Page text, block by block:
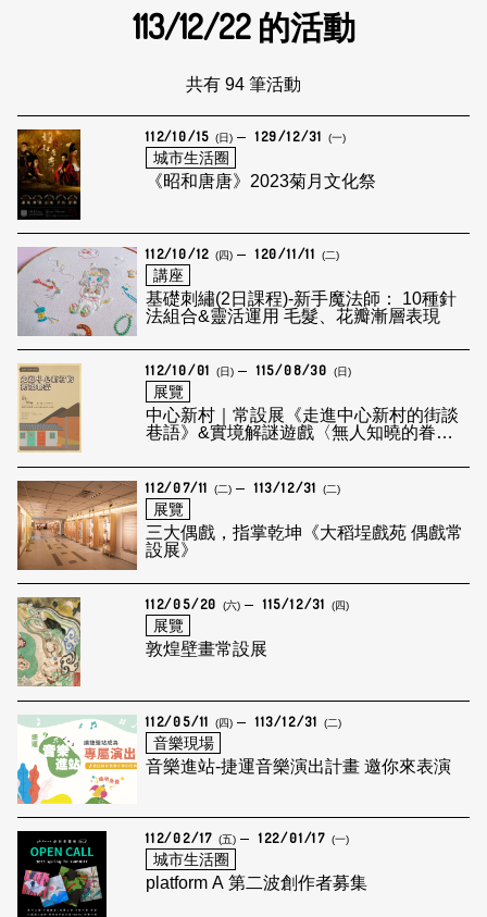
113/12/22 的活動
共有 94 筆活動
112/10/15 (日) 129/12/31 (一)
城市生活圈
《昭和唐唐》2023菊月文化祭
112/10/12 (四) 120/11/11 (二)
講座
基礎刺繡(2日課程)-新手魔法師： 10種針
法組合&靈活運用 毛髮、花瓣漸層表現
112/10/01 (日) 115/08/30 (日)
展覽
中心新村｜常設展《走進中心新村的街談
巷語》&實境解謎遊戲〈無人知曉的眷
112/07/11 (二) 113/12/31 (二)
展覽
三大偶戲，指掌乾坤《大稻埕戲苑 偶戲常
設展》
112/05/20 (六) 115/12/31 (四)
展覽
敦煌壁畫常設展
112/05/11 (四) 113/12/31 (二)
音樂現場
音樂進站-捷運音樂演出計畫 邀你來表演
112/02/17 (五) 122/01/17 (一)
城市生活圈
platform A 第二波創作者募集